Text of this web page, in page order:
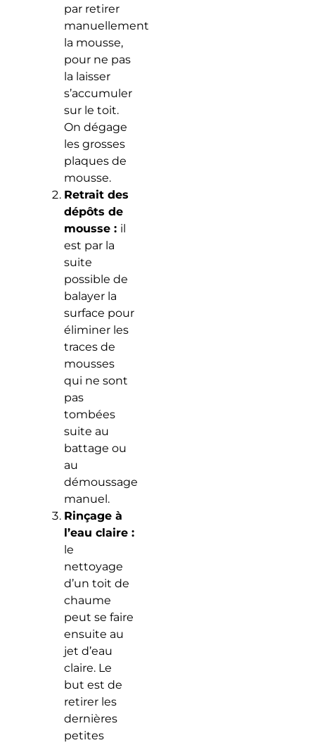
par retirer
manuellement
la mousse,
pour ne pas
la laisser
s’accumuler
sur le toit.
On dégage
les grosses
plaques de
mousse.
Retrait des
dépôts de
mousse : il
est par la
suite
possible de
balayer la
surface pour
éliminer les
traces de
mousses
qui ne sont
pas
tombées
suite au
battage ou
au
démoussage
manuel.
Rinçage à
l’eau claire :
le
nettoyage
d’un toit de
chaume
peut se faire
ensuite au
jet d’eau
claire. Le
but est de
retirer les
dernières
petites